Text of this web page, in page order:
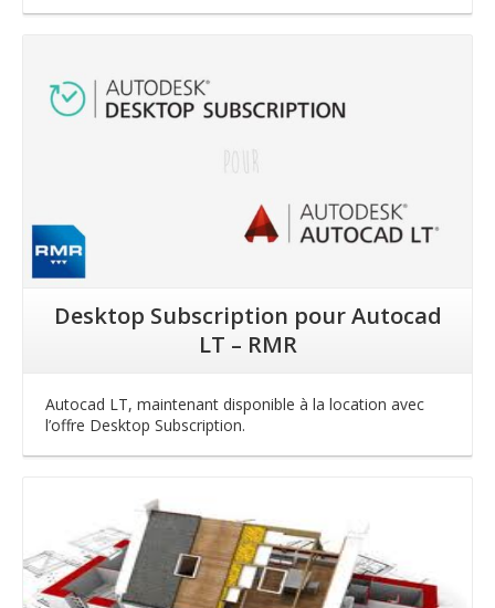
Desktop Subscription pour Autocad
LT – RMR
Autocad LT, maintenant disponible à la location avec
l’offre Desktop Subscription.